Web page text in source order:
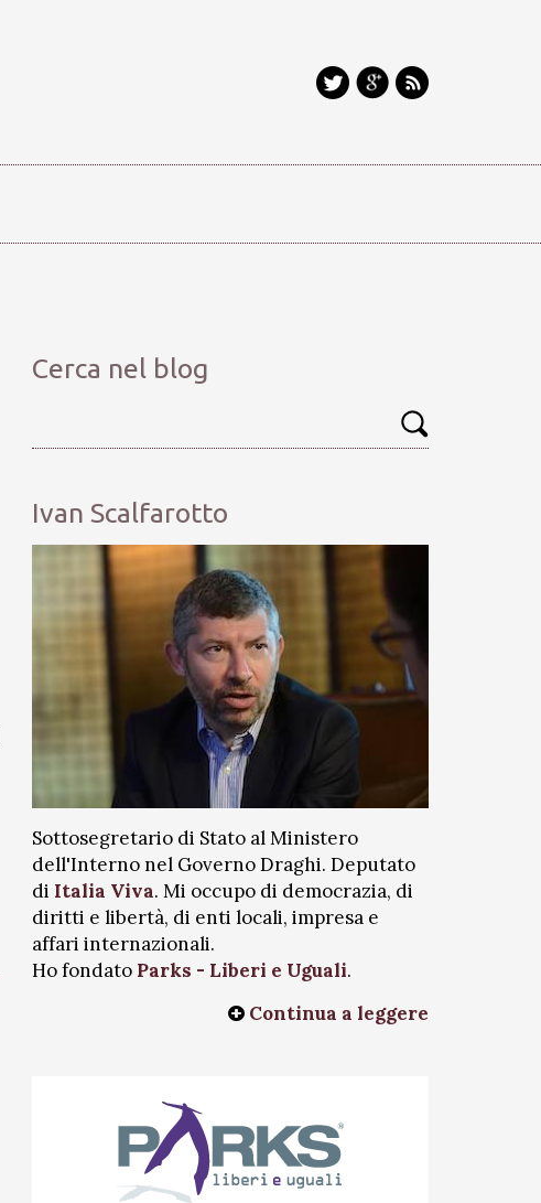
Cerca nel blog
Ivan Scalfarotto
Sottosegretario di Stato al Ministero
dell'Interno nel Governo Draghi. Deputato
di Italia Viva. Mi occupo di democrazia, di
diritti e libertà, di enti locali, impresa e
affari internazionali.
Ho fondato Parks - Liberi e Uguali.
Continua a leggere